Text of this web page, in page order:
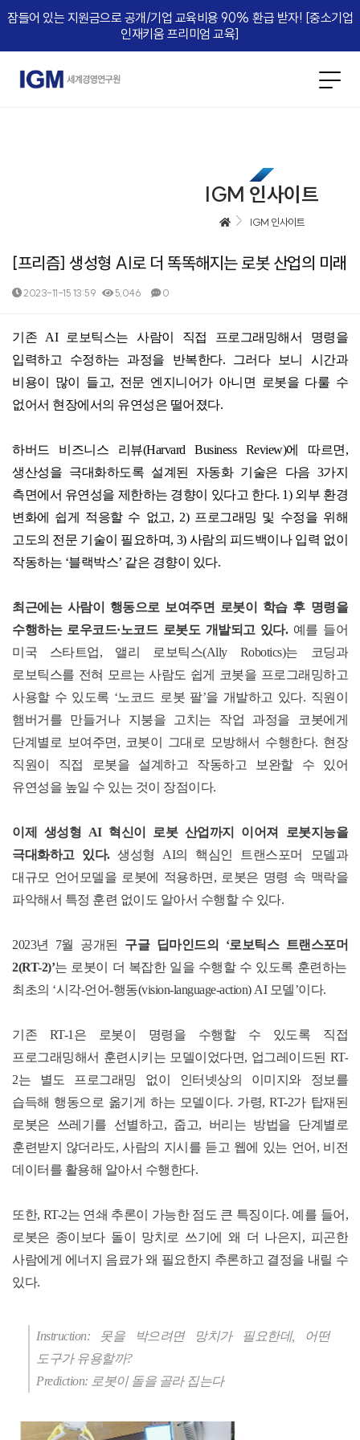
잠들어 있는 지원금으로 공개/기업 교육비용 90% 환급 받자! [중소기업
인재키움 프리미엄 교육]​
IGM 인사이트
IGM 인사이트
[프리즘] 생성형 AI로 더 똑똑해지는 로봇 산업의 미래
2023-11-15 13:59 5,046 0
본문
기존 AI 로보틱스는 사람이 직접 프로그래밍해서 명령을
입력하고 수정하는 과정을 반복한다.
그러다 보니 시간과
비용이 많이 들고, 전문 엔지니어가 아니면 로봇을 다룰 수
없어서 현장에서의 유연성은 떨어졌다.
하버드 비즈니스 리뷰(Harvard Business Review)에 따르면 ,
생산성을 극대화하도록 설계된 자동화 기술은 다음 3가지
측면에서 유연성을 제한하는 경향이 있다고 한다. 1) 외부 환경
변화에 쉽게 적응할 수 없고, 2) 프로그래밍 및 수정을 위해
고도의 전문 기술이 필요하며, 3) 사람의 피드백이나 입력 없이
작동하는 ‘블랙박스’ 같은 경향이 있다.
최근에는 사람이 행동으로 보여주면 로봇이 학습 후 명령을
수행하는 로우코드·노코드 로봇도 개발되고 있다. 예를 들어
미국 스타트업, 앨리 로보틱스(Ally Robotics)는 코딩과
로보틱스를 전혀 모르는 사람도 쉽게 코봇을 프로그래밍하고
사용할 수 있도록 ‘노코드 로봇 팔’을 개발하고 있다. 직원이
햄버거를 만들거나 지붕을 고치는 작업 과정을 코봇에게
단계별로 보여주면 , 코봇이 그대로 모방해서 수행한다. 현장
직원이 직접 로봇을 설계하고 작동하고 보완할 수 있어
유연성을 높일 수 있는 것이 장점이다.
이제 생성형 AI 혁신이 로봇 산업까지 이어져 로봇지능을
극대화하고 있다.생성형 AI의 핵심인 트랜스포머 모델과
대규모 언어모델을 로봇에 적용하면 , 로봇은 명령 속 맥락을
파악해서 특정 훈련 없이도 알아서 수행할 수 있다.
2023년 7월 공개된 구글 딥마인드의 ‘로보틱스 트랜스포머
2(RT-2)’는 로봇이 더 복잡한 일을 수행할 수 있도록 훈련하는
최초의 ‘시각-언어-행동(vision-language-action) AI 모델’이다.
기존 RT-1 은 로봇이 명령을 수행할 수 있도록 직접
프로그래밍해서 훈련시키는 모델이었다면, 업그레이드된 RT-
2는 별도 프로그래밍 없이 인터넷상의 이미지와 정보를
습득해 행동으로 옮기게 하는 모델이다. 가령, RT-2가 탑재된
로봇은 쓰레기를 선별하고, 줍고, 버리는 방법을 단계별로
훈련받지 않더라도,사람의 지시를 듣고 웹에 있는 언어 , 비전
데이터를 활용해 알아서 수행한다.
또한, RT-2는 연쇄 추론이 가능한 점도 큰 특징이다. 예를 들어 ,
로봇은 종이보다 돌이 망치로 쓰기에 왜 더 나은지 , 피곤한
사람에게 에너지 음료가 왜 필요한지 추론하고 결정을 내릴 수
있다.
Instruction: 못을 박으려면 망치가 필요한데, 어떤
도구가 유용할까?
Prediction: 로봇이 돌을 골라 집는다